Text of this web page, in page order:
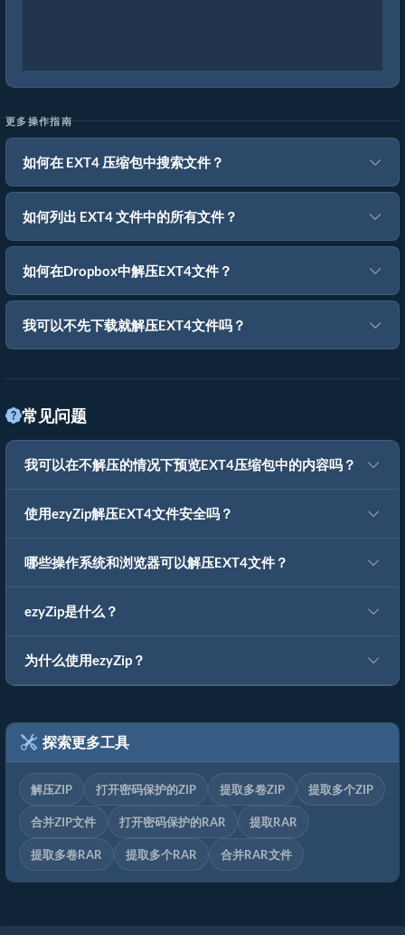
更多操作指南
如何在 EXT4 压缩包中搜索文件？
如何列出 EXT4 文件中的所有文件？
如何在Dropbox中解压EXT4文件？
我可以不先下载就解压EXT4文件吗？
常见问题
我可以在不解压的情况下预览EXT4压缩包中的内容吗？
使用ezyZip解压EXT4文件安全吗？
哪些操作系统和浏览器可以解压EXT4文件？
ezyZip是什么？
为什么使用ezyZip？
探索更多工具
解压ZIP 打开密码保护的ZIP 提取多卷ZIP 提取多个ZIP
合并ZIP文件 打开密码保护的RAR 提取RAR
提取多卷RAR 提取多个RAR 合并RAR文件